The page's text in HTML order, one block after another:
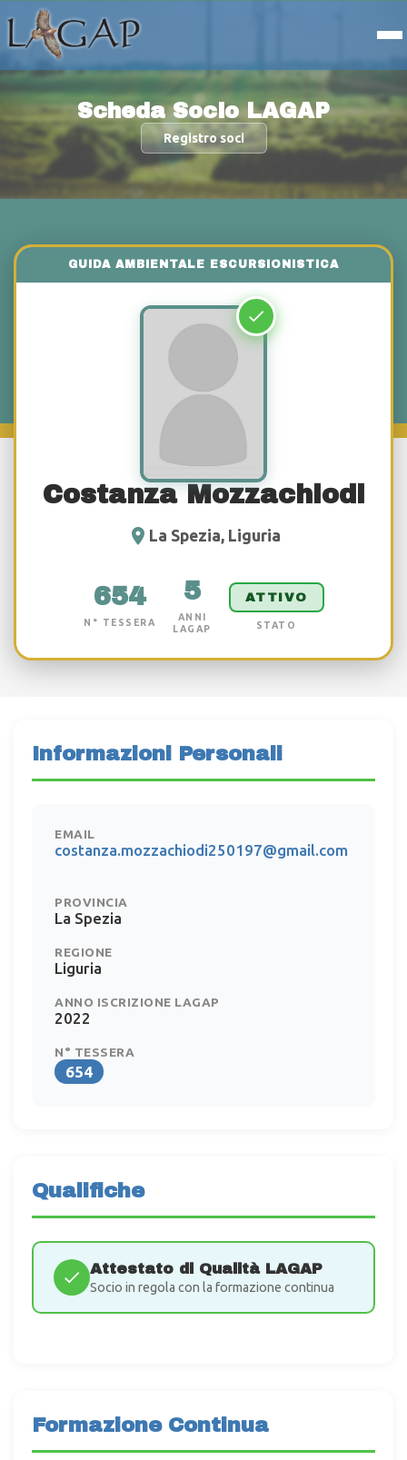
Scheda Socio LAGAP
Registro soci
Costanza Mozzachiodi
La Spezia, Liguria
654
N° TESSERA
5
ANNI
LAGAP
ATTIVO
STATO
Informazioni Personali
EMAIL
costanza.mozzachiodi250197@gmail.com
PROVINCIA
La Spezia
REGIONE
Liguria
ANNO ISCRIZIONE LAGAP
2022
N° TESSERA
654
Qualifiche
Attestato di Qualità LAGAP
Socio in regola con la formazione continua
Formazione Continua